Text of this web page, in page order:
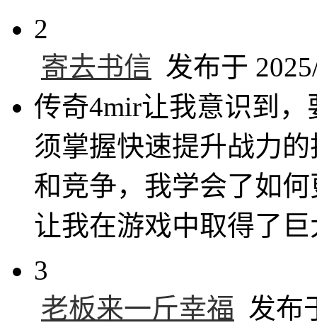
2
寄去书信 发布于
传奇4mir让我意识到
须掌握快速提升战力
和竞争，我学会了如
让我在游戏中取得了
3
老板来一斤幸福 发布